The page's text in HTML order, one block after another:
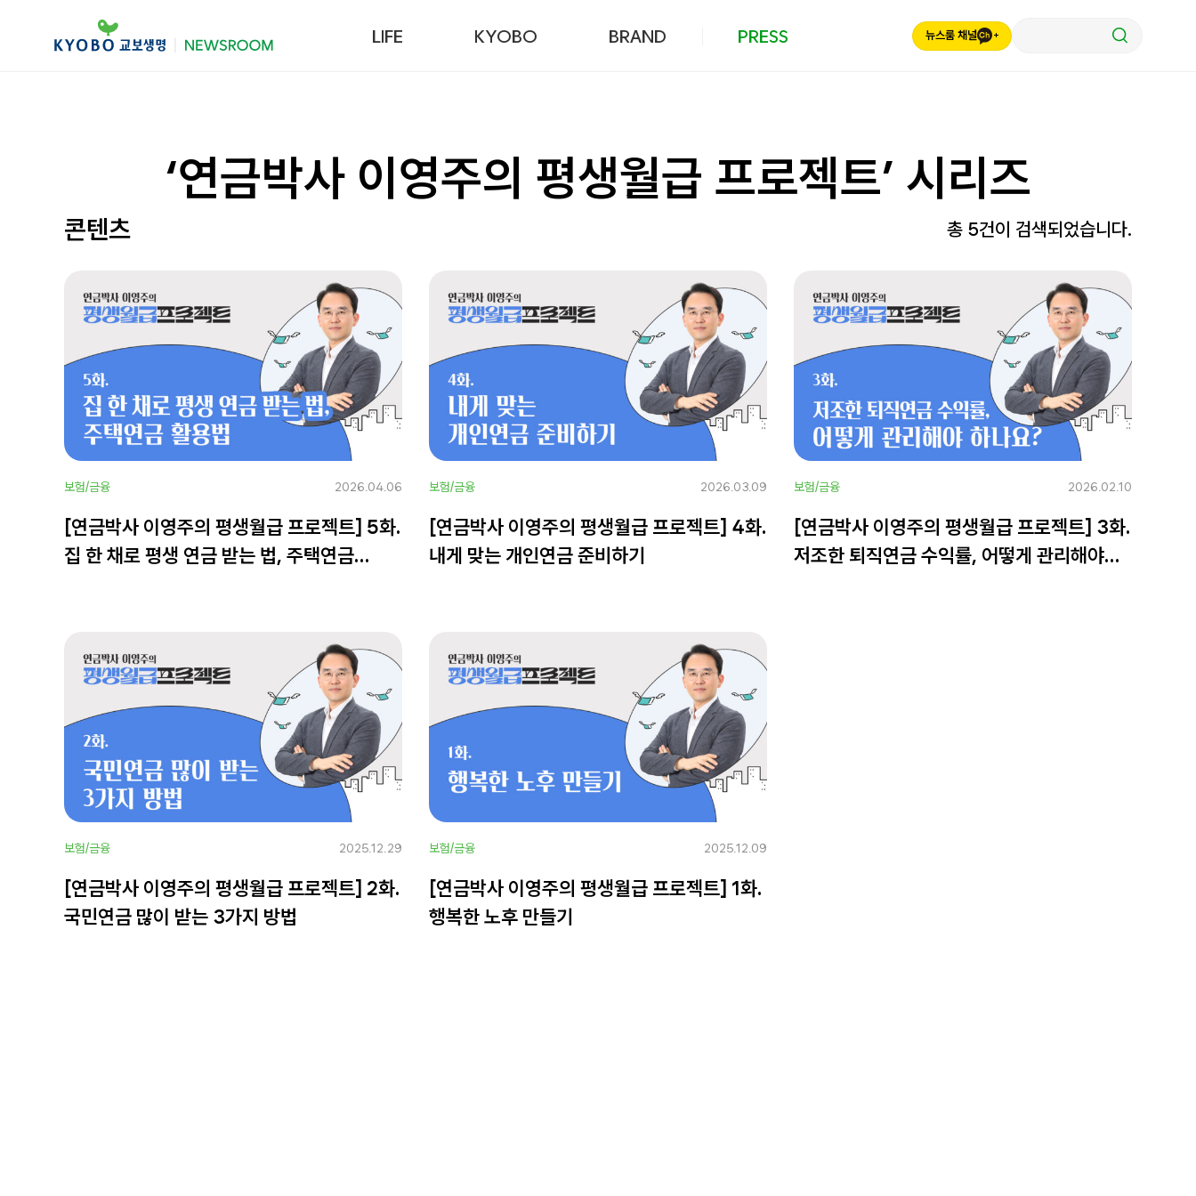
LIFE KYOBO BRAND PRESS 뉴스룸 채널
‘연금박사 이영주의 평생월급 프로젝트’ 시리즈
콘텐츠 총 5건이 검색되었습니다.
보험/금융 2026.04.06
[연금박사 이영주의 평생월급 프로젝트] 5화.
집 한 채로 평생 연금 받는 법, 주택연금
보험/금융 2026.03.09
[연금박사 이영주의 평생월급 프로젝트] 4화.
내게 맞는 개인연금 준비하기
보험/금융 2026.02.10
[연금박사 이영주의 평생월급 프로젝트] 3화.
저조한 퇴직연금 수익률, 어떻게 관리해야
보험/금융 2025.12.29
[연금박사 이영주의 평생월급 프로젝트] 2화.
국민연금 많이 받는 3가지 방법
보험/금융 2025.12.09
[연금박사 이영주의 평생월급 프로젝트] 1화.
행복한 노후 만들기